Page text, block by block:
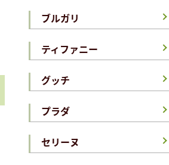
ブルガリ
ティファニー
グッチ
プラダ
セリーヌ